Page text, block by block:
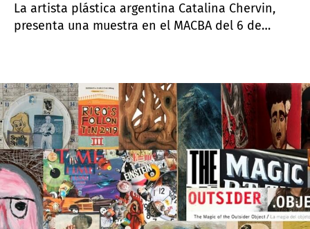
La artista plástica argentina Catalina Chervin,
presenta una muestra en el MACBA del 6 de
expuestas antes en Argentina.